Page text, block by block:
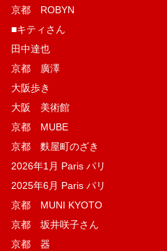
京都 ROBYN
■キティさん
田中達也
京都 廣澤
大阪歩き
大阪 美術館
京都 MUBE
京都 麩屋町のざき
2026年1月 Paris パリ
2025年6月 Paris パリ
京都 MUNI KYOTO
京都 坂井咲子さん
京都 器